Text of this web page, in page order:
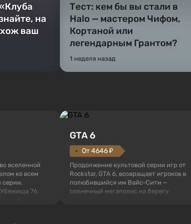
на
ваш
Тест: кем бы вы стали в
Halo — мастером Чифом,
Кортаной или
легендарным Грантом?
1 неделя назад
вселенной
ко всем
серии.
76,
GTA 6
От 4646 ₽
Продолжение культовой серии игр от
Rockstar, GTA 6, возвращает игроков в
полюбившийся им Вайс-Сити —
солнечный мегаполис на берегу